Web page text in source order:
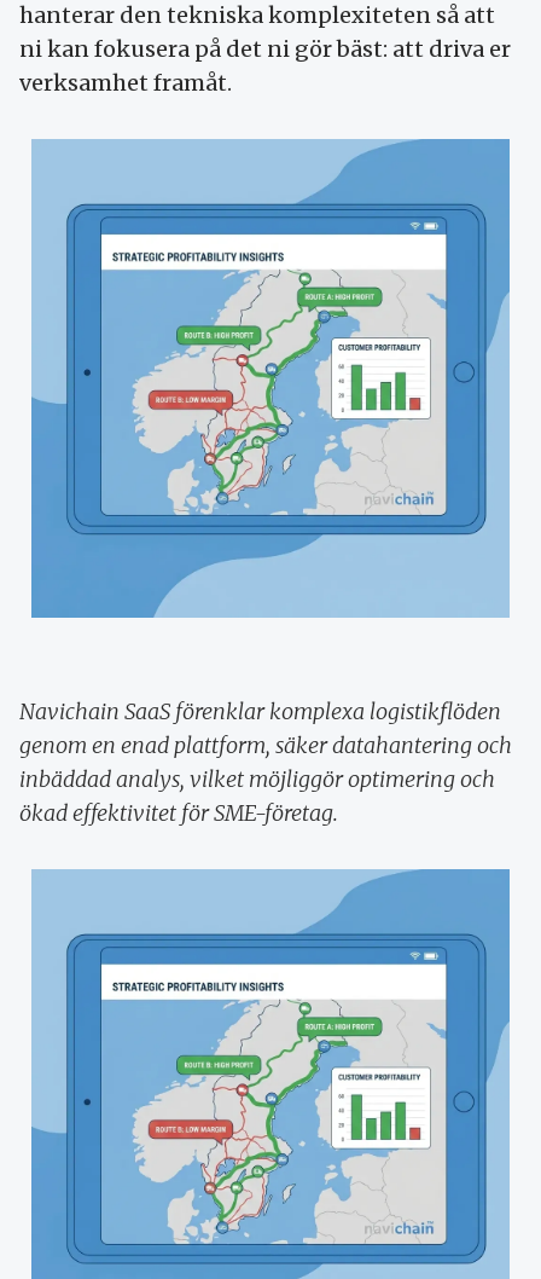
hanterar den tekniska komplexiteten så att
ni kan fokusera på det ni gör bäst: att driva er
verksamhet framåt.
Navichain SaaS förenklar komplexa logistikflöden
genom en enad plattform, säker datahantering och
inbäddad analys, vilket möjliggör optimering och
ökad effektivitet för SME-företag.